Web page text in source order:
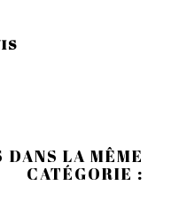
LA MÊME
CATÉGORIE :